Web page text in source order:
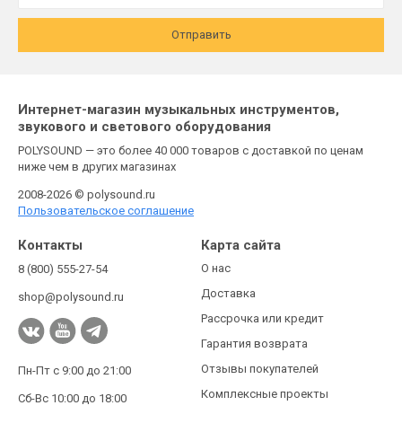
Отправить
Интернет-магазин музыкальных инструментов,
звукового и светового оборудования
POLYSOUND — это более 40 000 товаров с доставкой по ценам
ниже чем в других магазинах
2008-2026 © polysound.ru
Пользовательское соглашение
Контакты
8 (800) 555-27-54
shop@polysound.ru
Пн-Пт с 9:00 до 21:00
Сб-Вс 10:00 до 18:00
Карта сайта
О нас
Доставка
Рассрочка или кредит
Гарантия возврата
Отзывы покупателей
Комплексные проекты